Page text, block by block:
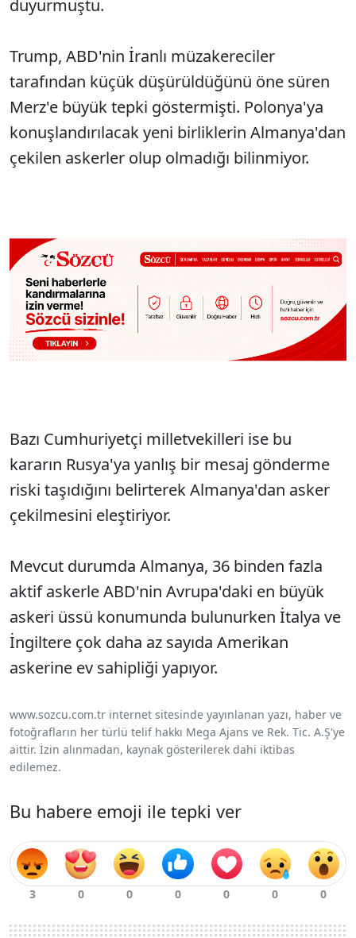
duyurmuştu.
Trump, ABD'nin İranlı müzakereciler
tarafından küçük düşürüldüğünü öne süren
Merz'e büyük tepki göstermişti. Polonya'ya
konuşlandırılacak yeni birliklerin Almanya'dan
çekilen askerler olup olmadığı bilinmiyor.
Bazı Cumhuriyetçi milletvekilleri ise bu
kararın Rusya'ya yanlış bir mesaj gönderme
riski taşıdığını belirterek Almanya'dan asker
çekilmesini eleştiriyor.
Mevcut durumda Almanya, 36 binden fazla
aktif askerle ABD'nin Avrupa'daki en büyük
askeri üssü konumunda bulunurken İtalya ve
İngiltere çok daha az sayıda Amerikan
askerine ev sahipliği yapıyor.
www.sozcu.com.tr internet sitesinde yayınlanan yazı, haber ve
fotoğrafların her türlü telif hakkı Mega Ajans ve Rek. Tic. A.Ş'ye
aittir. İzin alınmadan, kaynak gösterilerek dahi iktibas
edilemez.
Bu habere emoji ile tepki ver